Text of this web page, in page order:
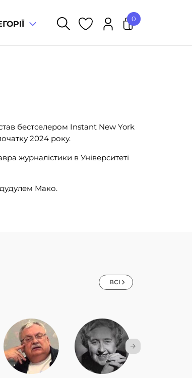
0
У кошику немає товарів.
бестселером Instant New York
2024 року.
журналістики в Університеті
Мако.
ВСІ